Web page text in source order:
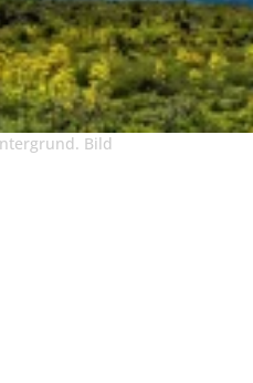
Bild